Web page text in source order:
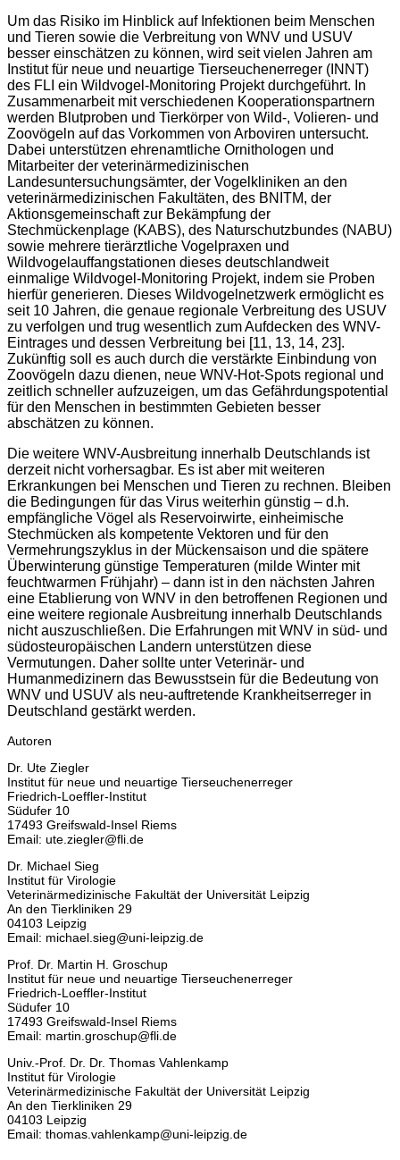
Um das Risiko im Hinblick auf Infektionen beim Menschen
und Tieren sowie die Verbreitung von WNV und USUV
besser einschätzen zu können, wird seit vielen Jahren am
Institut für neue und neuartige Tierseuchenerreger (INNT)
des FLI ein Wildvogel-Monitoring Projekt durchgeführt. In
Zusammenarbeit mit verschiedenen Kooperationspartnern
werden Blutproben und Tierkörper von Wild-, Volieren- und
Zoovögeln auf das Vorkommen von Arboviren untersucht.
Dabei unterstützen ehrenamtliche Ornithologen und
Mitarbeiter der veterinärmedizinischen
Landesuntersuchungsämter, der Vogelkliniken an den
veterinärmedizinischen Fakultäten, des BNITM, der
Aktionsgemeinschaft zur Bekämpfung der
Stechmückenplage (KABS), des Naturschutzbundes (NABU)
sowie mehrere tierärztliche Vogelpraxen und
Wildvogelauffangstationen dieses deutschlandweit
einmalige Wildvogel-Monitoring Projekt, indem sie Proben
hierfür generieren. Dieses Wildvogelnetzwerk ermöglicht es
seit 10 Jahren, die genaue regionale Verbreitung des USUV
zu verfolgen und trug wesentlich zum Aufdecken des WNV-
Eintrages und dessen Verbreitung bei [11, 13, 14, 23].
Zukünftig soll es auch durch die verstärkte Einbindung von
Zoovögeln dazu dienen, neue WNV-Hot-Spots regional und
zeitlich schneller aufzuzeigen, um das Gefährdungspotential
für den Menschen in bestimmten Gebieten besser
abschätzen zu können.
Die weitere WNV-Ausbreitung innerhalb Deutschlands ist
derzeit nicht vorhersagbar. Es ist aber mit weiteren
Erkrankungen bei Menschen und Tieren zu rechnen. Bleiben
die Bedingungen für das Virus weiterhin günstig – d.h.
empfängliche Vögel als Reservoirwirte, einheimische
Stechmücken als kompetente Vektoren und für den
Vermehrungszyklus in der Mückensaison und die spätere
Überwinterung günstige Temperaturen (milde Winter mit
feuchtwarmen Frühjahr) – dann ist in den nächsten Jahren
eine Etablierung von WNV in den betroffenen Regionen und
eine weitere regionale Ausbreitung innerhalb Deutschlands
nicht auszuschließen. Die Erfahrungen mit WNV in süd- und
südosteuropäischen Landern unterstützen diese
Vermutungen. Daher sollte unter Veterinär- und
Humanmedizinern das Bewusstsein für die Bedeutung von
WNV und USUV als neu-auftretende Krankheitserreger in
Deutschland gestärkt werden.
Autoren
Dr. Ute Ziegler
Institut für neue und neuartige Tierseuchenerreger
Friedrich-Loeffler-Institut
Südufer 10
17493 Greifswald-Insel Riems
Email: ute.ziegler@fli.de
Dr. Michael Sieg
Institut für Virologie
Veterinärmedizinische Fakultät der Universität Leipzig
An den Tierkliniken 29
04103 Leipzig
Email: michael.sieg@uni-leipzig.de
Prof. Dr. Martin H. Groschup
Institut für neue und neuartige Tierseuchenerreger
Friedrich-Loeffler-Institut
Südufer 10
17493 Greifswald-Insel Riems
Email: martin.groschup@fli.de
Univ.-Prof. Dr. Dr. Thomas Vahlenkamp
Institut für Virologie
Veterinärmedizinische Fakultät der Universität Leipzig
An den Tierkliniken 29
04103 Leipzig
Email: thomas.vahlenkamp@uni-leipzig.de